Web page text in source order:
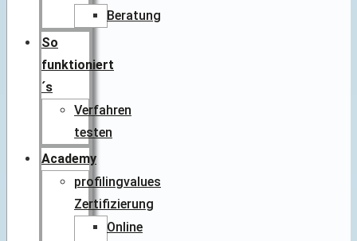
Beratung
So
funktioniert
´s
Verfahren
testen
Academy
profilingvalues
Zertifizierung
Online